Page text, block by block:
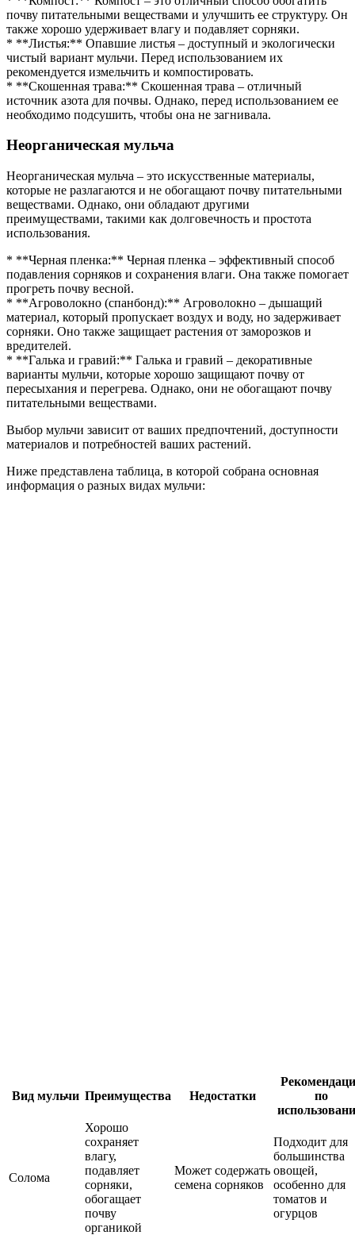
почву питательными веществами и улучшить ее структуру. Он
также хорошо удерживает влагу и подавляет сорняки.
* **Листья:** Опавшие листья – доступный и экологически
чистый вариант мульчи. Перед использованием их
рекомендуется измельчить и компостировать.
* **Скошенная трава:** Скошенная трава – отличный
источник азота для почвы. Однако, перед использованием ее
необходимо подсушить, чтобы она не загнивала.
Неорганическая мульча
Неорганическая мульча – это искусственные материалы,
которые не разлагаются и не обогащают почву питательными
веществами. Однако, они обладают другими
преимуществами, такими как долговечность и простота
использования.
* **Черная пленка:** Черная пленка – эффективный способ
подавления сорняков и сохранения влаги. Она также помогает
прогреть почву весной.
* **Агроволокно (спанбонд):** Агроволокно – дышащий
материал, который пропускает воздух и воду, но задерживает
сорняки. Оно также защищает растения от заморозков и
вредителей.
* **Галька и гравий:** Галька и гравий – декоративные
варианты мульчи, которые хорошо защищают почву от
пересыхания и перегрева. Однако, они не обогащают почву
питательными веществами.
Выбор мульчи зависит от ваших предпочтений, доступности
материалов и потребностей ваших растений.
Ниже представлена таблица, в которой собрана основная
информация о разных видах мульчи:
Вид мульчи Преимущества Недостатки
по
Солома
Хорошо
сохраняет
влагу,
подавляет
сорняки,
обогащает
почву
органикой
Может содержать
семена сорняков
Подходит для
большинства
овощей,
особенно для
томатов и
огурцов